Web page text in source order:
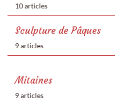
10 articles
Sculpture de Pâques
9 articles
Mitaines
9 articles